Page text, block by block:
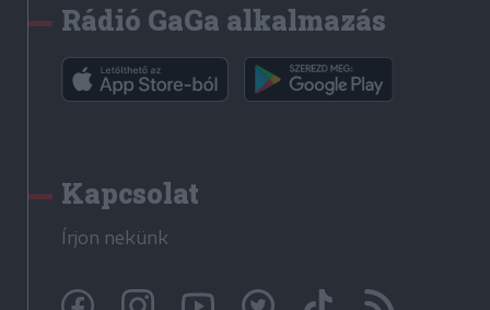
Rádió GaGa alkalmazás
Kapcsolat
Írjon nekünk